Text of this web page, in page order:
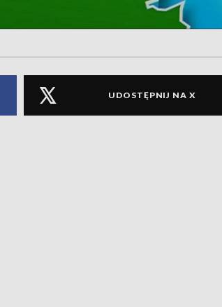
UDOSTĘPNIJ NA X